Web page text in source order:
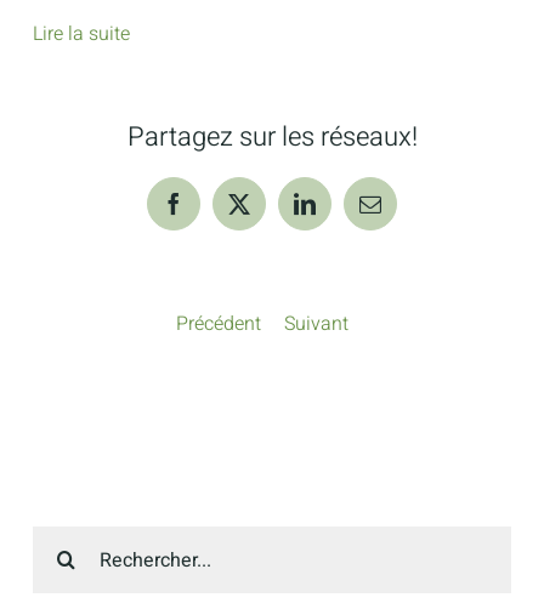
Lire la suite
Partagez sur les réseaux!
Facebook
X LinkedInCourriel
Précédent Suivant
sur